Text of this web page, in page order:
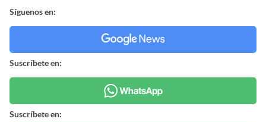
Síguenos en:
Suscríbete en:
Suscríbete en: